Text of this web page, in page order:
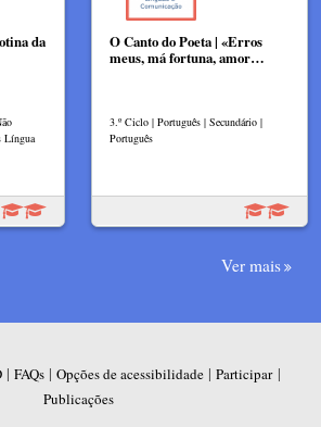
da
Língua
O Canto do Poeta | «Erros
meus, má fortuna, amor…
3.º Ciclo | Português | Secundário |
Português
Ver mais
| FAQs| Opções de acessibilidade| Participar|
Publicações